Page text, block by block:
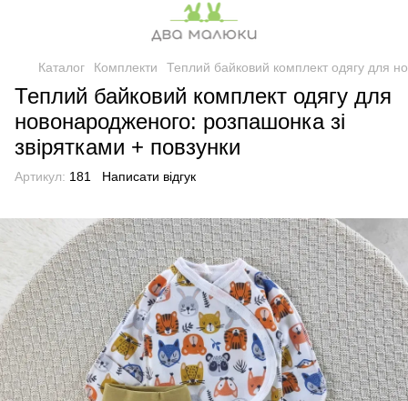
Каталог Комплекти Теплий байковий комплект одягу для
Теплий байковий комплект одягу для
новонародженого: розпашонка зі
звірятками + повзунки
Артикул: 181 Написати відгук